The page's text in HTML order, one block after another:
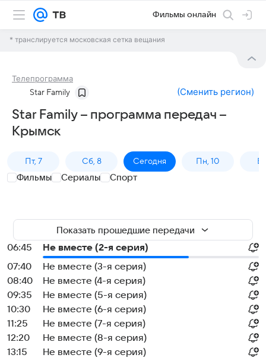
Фильмы онлайн
* транслируется московская сетка вещания
Телепрограмма
Star Family (Сменить регион)
Star Family – программа передач –
Крымск
Пт, 7 Сб, 8 Сегодня Пн, 10
Фильмы Сериалы Спорт
Показать прошедшие передачи
06:45
Не вместе (2-я серия)
07:40
Не вместе (3-я серия)
08:40
Не вместе (4-я серия)
09:35
Не вместе (5-я серия)
10:30
Не вместе (6-я серия)
11:25
Не вместе (7-я серия)
12:20
Не вместе (8-я серия)
13:15
Не вместе (9-я серия)